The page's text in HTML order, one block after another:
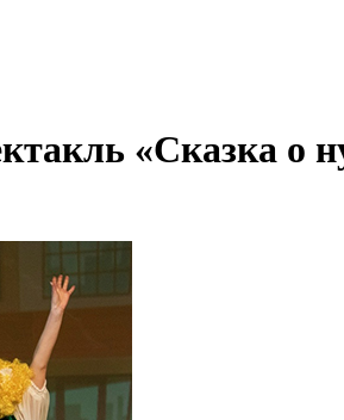
«Сказка о